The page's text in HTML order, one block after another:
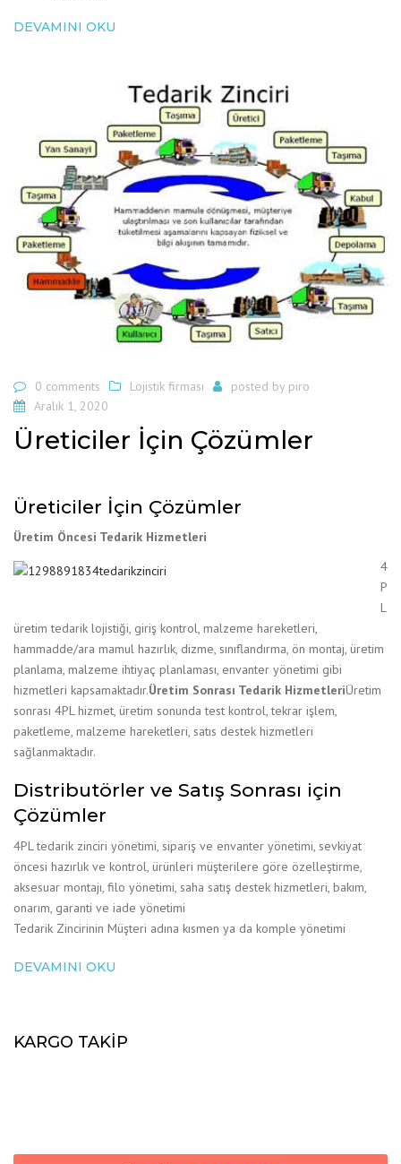
DEVAMINI OKU
0 comments Lojistik firması posted by piro
Aralık 1, 2020
Üreticiler İçin Çözümler
Üreticiler İçin Çözümler
Üretim Öncesi Tedarik Hizmetleri
4
P
L
üretim tedarik lojistiği, giriş kontrol, malzeme hareketleri,
hammadde/ara mamul hazırlık, dizme, sınıflandırma, ön montaj, üretim
planlama, malzeme ihtiyaç planlaması, envanter yönetimi gibi
hizmetleri kapsamaktadır.Üretim Sonrası Tedarik HizmetleriÜretim
sonrası 4PL hizmet, üretim sonunda test kontrol, tekrar işlem,
paketleme, malzeme hareketleri, satıs destek hizmetleri
sağlanmaktadır.
Distributörler ve Satış Sonrası için
Çözümler
4PL tedarik zinciri yönetimi, sipariş ve envanter yönetimi, sevkiyat
öncesi hazırlık ve kontrol, ürünleri müşterilere göre özelleştirme,
aksesuar montajı, filo yönetimi, saha satış destek hizmetleri, bakım,
onarım, garanti ve iade yönetimi
Tedarik Zincirinin Müşteri adına kısmen ya da komple yönetimi
DEVAMINI OKU
KARGO TAKİP